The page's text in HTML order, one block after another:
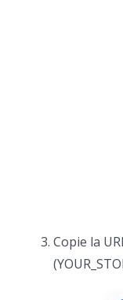
Copie la